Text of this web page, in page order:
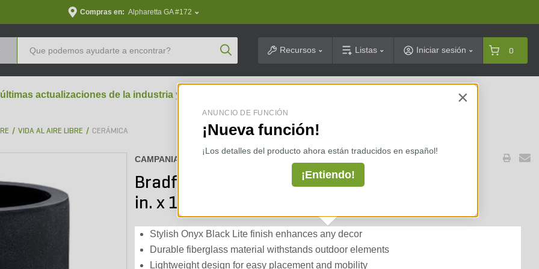
Compras en: Alpharetta GA #172
Product SearchRecursos Listas Iniciar sesión 0
actualizaciones de la industria y perspectivas arancelarias ⇢
VIDA AL AIRE LIBRE CERÁMICA
CAMPANIA :
Bradford Planter Onyx Black Lite Med 15-3/4
in. x 18-1/2 in.
Stylish Onyx Black Lite finish enhances any decor
Durable fiberglass material withstands outdoor elements
Lightweight design for easy placement and mobility
×
ANUNCIO DE FUNCIÓN
¡Nueva función!
¡Los detalles del producto ahora están traducidos en español!
¡Entiendo!